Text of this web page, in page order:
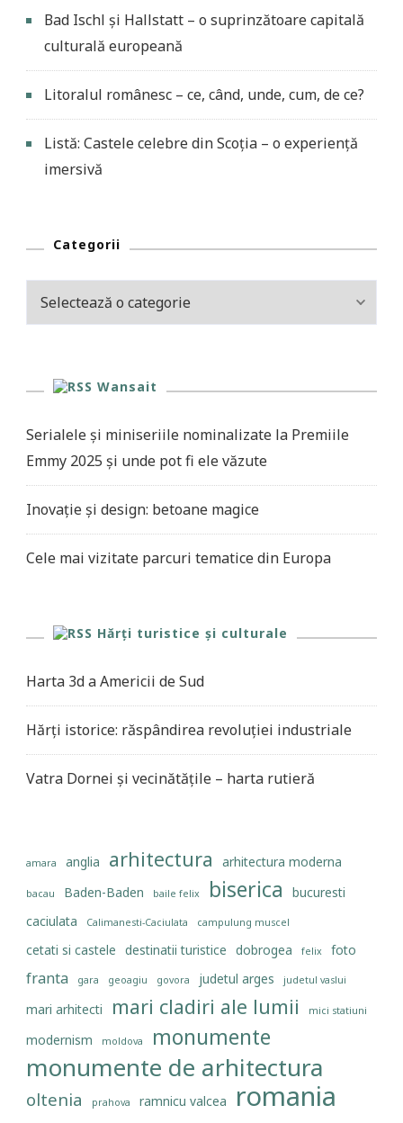
Bad Ischl și Hallstatt – o suprinzătoare capitală
culturală europeană
Litoralul românesc – ce, când, unde, cum, de ce?
Listă: Castele celebre din Scoția – o experiență
imersivă
Categorii
Categorii
Wansait
Serialele și miniseriile nominalizate la Premiile
Emmy 2025 și unde pot fi ele văzute
Inovație și design: betoane magice
Cele mai vizitate parcuri tematice din Europa
Hărți turistice și culturale
Harta 3d a Americii de Sud
Hărți istorice: răspândirea revoluției industriale
Vatra Dornei și vecinătățile – harta rutieră
amara anglia arhitectura arhitectura moderna
bacau Baden-Baden baile felix biserica
bucuresti
caciulata
Calimanesti-Caciulata campulung muscel
cetati si castele destinatii turistice dobrogea felix foto
franta gara geoagiu govora judetul arges judetul vaslui
mari arhitecti mari cladiri ale lumii mici statiuni
modernism moldova monumente
monumente de arhitectura
oltenia prahova ramnicu valcea romania